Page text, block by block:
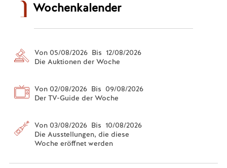
Wochenkalender
Von 05/08/2026 Bis 12/08/2026
Die Auktionen der Woche
Von 02/08/2026 Bis 09/08/2026
Der TV-Guide der Woche
Von 03/08/2026 Bis 10/08/2026
Die Ausstellungen, die diese
Woche eröffnet werden